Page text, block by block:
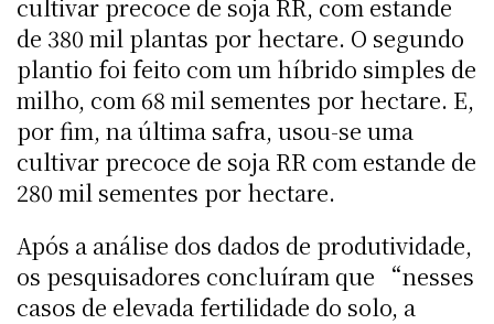
cultivar precoce de soja RR, com estande
de 380 mil plantas por hectare. O segundo
plantio foi feito com um híbrido simples de
milho, com 68 mil sementes por hectare. E,
por fim, na última safra, usou-se uma
cultivar precoce de soja RR com estande de
280 mil sementes por hectare.
Após a análise dos dados de produtividade,
os pesquisadores concluíram que “nesses
casos de elevada fertilidade do solo, a